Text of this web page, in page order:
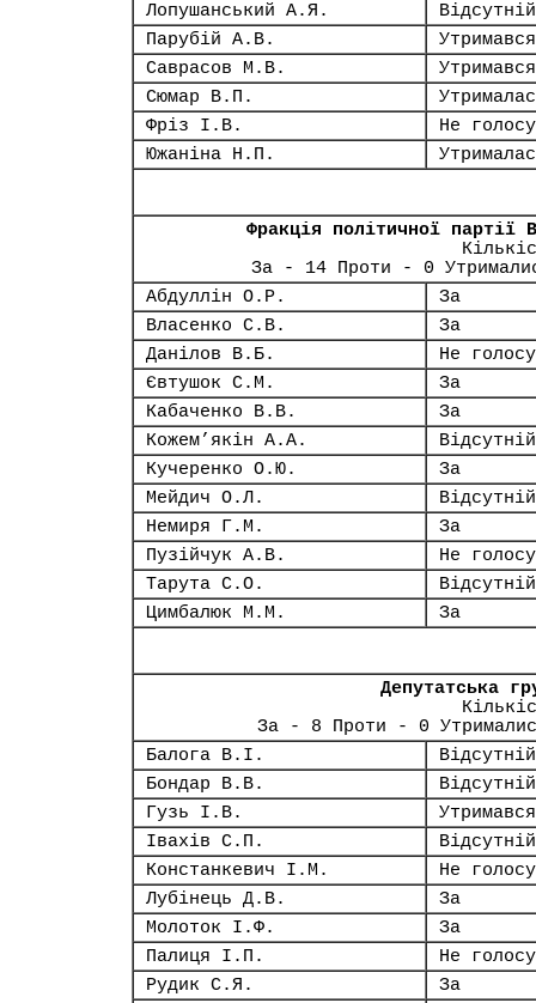
Лопушанський А.Я.
Відсутній
Парубій А.В.
Утримався
Саврасов М.В.
Утримався
Сюмар В.П.
Фріз І.В.
Не
Южаніна Н.П.
Фракція політичної партії
За - 14 Проти - 0
Абдуллін О.Р.
За
Власенко С.В.
За
Данілов В.Б.
Не
Євтушок С.М.
За
Кабаченко В.В.
За
Кожем’якін А.А.
Відсутній
Кучеренко О.Ю.
За
Мейдич О.Л.
Відсутній
Немиря Г.М.
За
Пузійчук А.В.
Не
Тарута С.О.
Відсутній
Цимбалюк М.М.
За
Депутатська
За - 8 Проти - 0
Балога В.І.
Відсутній
Бондар В.В.
Відсутній
Гузь І.В.
Утримався
Івахів С.П.
Відсутній
Констанкевич І.М.
Не
Лубінець Д.В.
За
Молоток І.Ф.
За
Палиця І.П.
Не
Рудик С.Я.
За